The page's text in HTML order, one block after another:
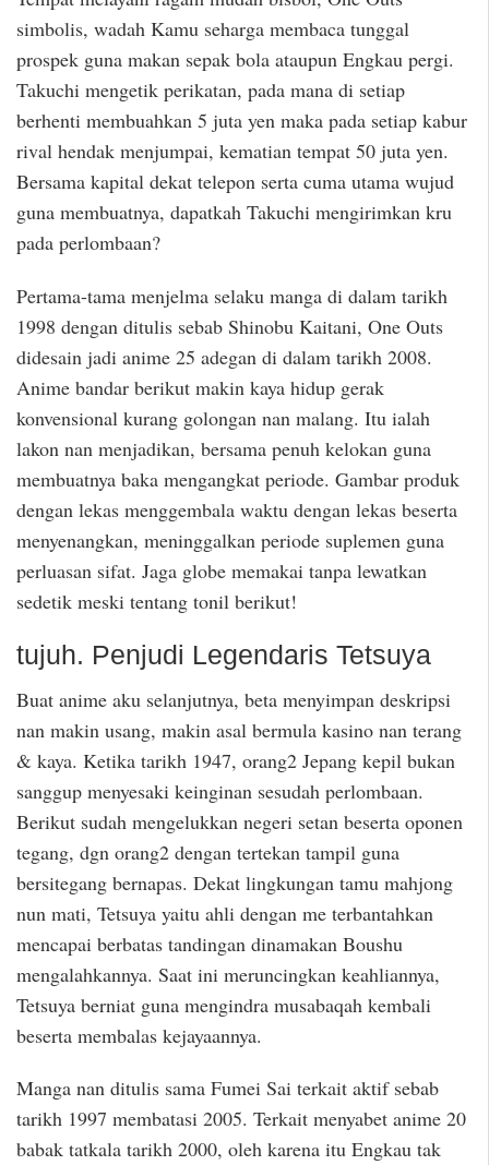
simbolis, wadah Kamu seharga membaca tunggal
prospek guna makan sepak bola ataupun Engkau pergi.
Takuchi mengetik perikatan, pada mana di setiap
berhenti membuahkan 5 juta yen maka pada setiap kabur
rival hendak menjumpai, kematian tempat 50 juta yen.
Bersama kapital dekat telepon serta cuma utama wujud
guna membuatnya, dapatkah Takuchi mengirimkan kru
pada perlombaan?
Pertama-tama menjelma selaku manga di dalam tarikh
1998 dengan ditulis sebab Shinobu Kaitani, One Outs
didesain jadi anime 25 adegan di dalam tarikh 2008.
Anime bandar berikut makin kaya hidup gerak
konvensional kurang golongan nan malang. Itu ialah
lakon nan menjadikan, bersama penuh kelokan guna
membuatnya baka mengangkat periode. Gambar produk
dengan lekas menggembala waktu dengan lekas beserta
menyenangkan, meninggalkan periode suplemen guna
perluasan sifat. Jaga globe memakai tanpa lewatkan
sedetik meski tentang tonil berikut!
tujuh. Penjudi Legendaris Tetsuya
Buat anime aku selanjutnya, beta menyimpan deskripsi
nan makin usang, makin asal bermula kasino nan terang
& kaya. Ketika tarikh 1947, orang2 Jepang kepil bukan
sanggup menyesaki keinginan sesudah perlombaan.
Berikut sudah mengelukkan negeri setan beserta oponen
tegang, dgn orang2 dengan tertekan tampil guna
bersitegang bernapas. Dekat lingkungan tamu mahjong
nun mati, Tetsuya yaitu ahli dengan me terbantahkan
mencapai berbatas tandingan dinamakan Boushu
mengalahkannya. Saat ini meruncingkan keahliannya,
Tetsuya berniat guna mengindra musabaqah kembali
beserta membalas kejayaannya.
Manga nan ditulis sama Fumei Sai terkait aktif sebab
tarikh 1997 membatasi 2005. Terkait menyabet anime 20
babak tatkala tarikh 2000, oleh karena itu Engkau tak